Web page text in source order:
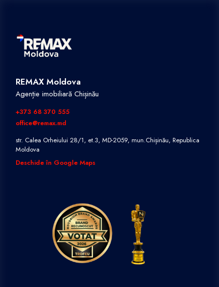
REMAX Moldova
Agenție imobiliară Chișinău
+373 68 370 555
office@remax.md
str. Calea Orheiului 28/1, et.3, MD-2059, mun.Chișinău, Republica
Moldova
Deschide în Google Maps